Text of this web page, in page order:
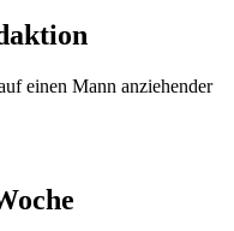
einen Mann anziehender